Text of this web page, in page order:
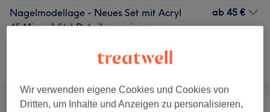
Nagelmodellage - Neues Set mit Acryl
45 Min. - 1 Std.Details anzeigen
ab 45 €
Wir verwenden eigene Cookies und Cookies von
Dritten, um Inhalte und Anzeigen zu personalisieren,